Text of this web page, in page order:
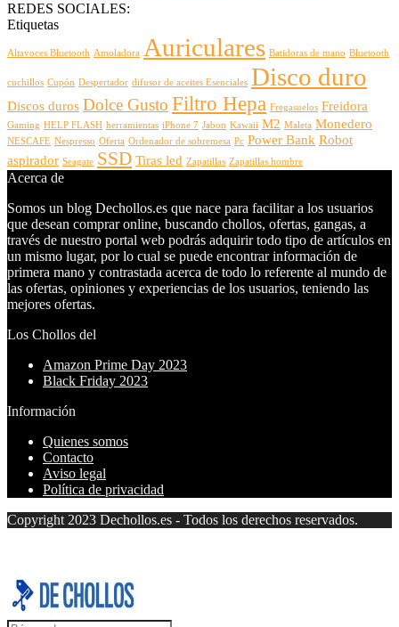
REDES SOCIALES:
Etiquetas
Altavoces Bluetooth Amoladora Auriculares Batidoras de mano Bluetooth
cuchillos Cupón Despertador difusor de aceites Esenciales Disco duro
Discos duros Dolce Gusto Filtro Hepa Fregasuelos Freidora
Gaming HELP FLASH herramientas iPhone 7 Jabon Kawaii M2 Maleta Monedero
NESCAFE Nespresso Oferta Ordenador de sobremesa Pc Power Bank Robot
aspirador Seagate SSD Tiras led Zapatillas Zapatillas hombre
Acerca de
Somos un blog Dechollos.es que nace para facilitar a los usuarios
que desean comprar online, buscando chollos, ofertas, gangas, a
través de nuestro portal web podrás adquirir todo tipo de artículos en
un mismo lugar, por lo cual se puede encontrar información de
primera mano y contrastada acerca de todo lo referente al mundo de
las ofertas, opiniones y experiencias de los usuarios, teniendo las
mejores ofertas.
Los Chollos del
Amazon Prime Day 2023
Black Friday 2023
Información
Quienes somos
Contacto
Aviso legal
Política de privacidad
Copyright 2023 Dechollos.es - Todos los derechos reservados.